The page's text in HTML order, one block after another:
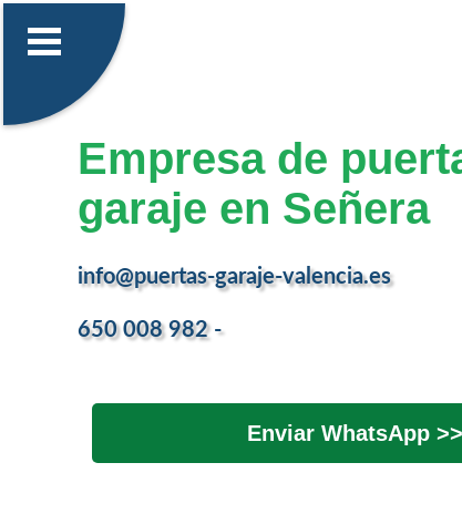
Empresa de
garaje en Señera
info@puertas-garaje-valencia.es
650 008 982 -
Enviar WhatsApp >>